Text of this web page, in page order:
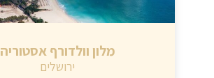
מלון וולדורף אסטוריה
ירושלים